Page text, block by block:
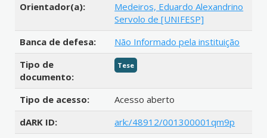
Orientador(a):
Medeiros, Eduardo Alexandrino
Servolo de [UNIFESP]
Banca de defesa:
Não Informado pela instituição
Tipo de
documento:
Tese
Tipo de acesso:
Acesso aberto
dARK ID:
ark:/48912/001300001qm9p